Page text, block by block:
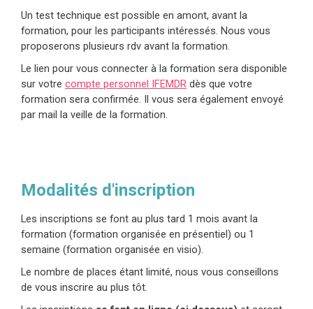
Un test technique est possible en amont, avant la
formation, pour les participants intéressés. Nous vous
proposerons plusieurs rdv avant la formation.
Le lien pour vous connecter à la formation sera disponible
sur votre compte personnel IFEMDR dès que votre
formation sera confirmée. Il vous sera également envoyé
par mail la veille de la formation.
Modalités d'inscription
Les inscriptions se font au plus tard 1 mois avant la
formation (formation organisée en présentiel) ou 1
semaine (formation organisée en visio).
Le nombre de places étant limité, nous vous conseillons
de vous inscrire au plus tôt.